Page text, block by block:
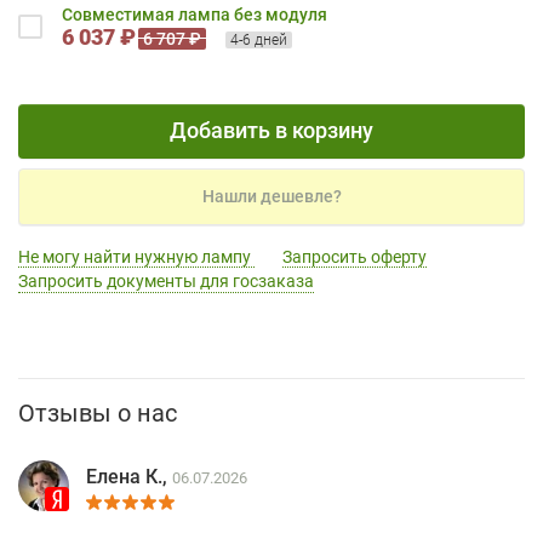
Совместимая лампа без модуля
6 037 ₽ 6 707 ₽ 4-6 дней
Добавить в корзину
Нашли дешевле?
Не могу найти нужную лампу
Запросить оферту
Запросить документы для госзаказа
Отзывы о нас
Елена К., 06.07.2026